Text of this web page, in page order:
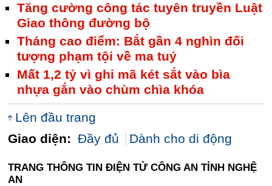
Tăng cường công tác tuyên truyền Luật
Giao thông đường bộ
Tháng cao điểm: Bắt gần 4 nghìn đối
tượng phạm tội về ma tuý
Mất 1,2 tỷ vì ghi mã két sắt vào bìa
nhựa gắn vào chùm chìa khóa
Lên đầu trang
Giao diện: Đầy đủ Dành cho di động
TRANG THÔNG TIN ĐIỆN TỬ CÔNG AN TỈNH NGHỆ
AN